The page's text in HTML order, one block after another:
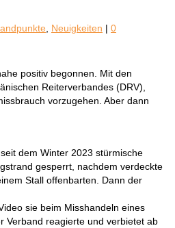
Neuigkeiten | 0
positiv begonnen. Mit den
Reiterverbandes (DRV),
vorzugehen. Aber dann
dem Winter 2023 stürmische
gesperrt, nachdem verdeckte
Stall offenbarten. Dann der
sie beim Misshandeln eines
Verband reagierte und verbietet ab